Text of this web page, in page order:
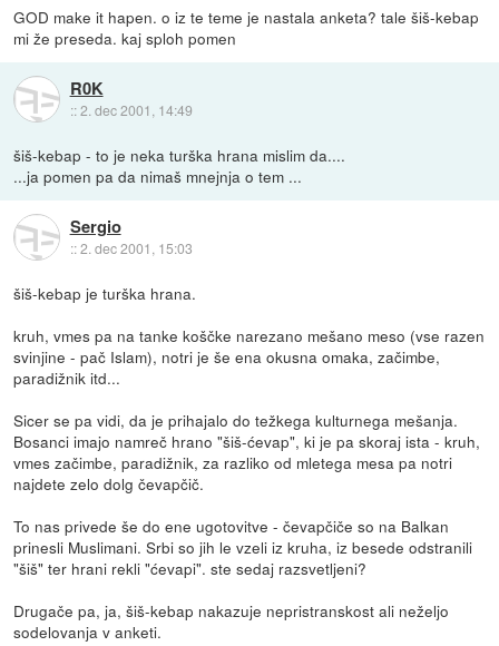
GOD make it hapen. o iz te teme je nastala anketa? tale šiš-kebap
mi že preseda. kaj sploh pomen
R0K
::2. dec 2001, 14:49
šiš-kebap - to je neka turška hrana mislim da....
...ja pomen pa da nimaš mnejnja o tem ...
Sergio
::2. dec 2001, 15:03
šiš-kebap je turška hrana.
kruh, vmes pa na tanke koščke narezano mešano meso (vse razen
svinjine - pač Islam), notri je še ena okusna omaka, začimbe,
paradižnik itd...
Sicer se pa vidi, da je prihajalo do težkega kulturnega mešanja.
Bosanci imajo namreč hrano "šiš-ćevap", ki je pa skoraj ista - kruh,
vmes začimbe, paradižnik, za razliko od mletega mesa pa notri
najdete zelo dolg čevapčič.
To nas privede še do ene ugotovitve - čevapčiče so na Balkan
prinesli Muslimani. Srbi so jih le vzeli iz kruha, iz besede odstranili
"šiš" ter hrani rekli "ćevapi". ste sedaj razsvetljeni?
Drugače pa, ja, šiš-kebap nakazuje nepristranskost ali neželjo
sodelovanja v anketi.